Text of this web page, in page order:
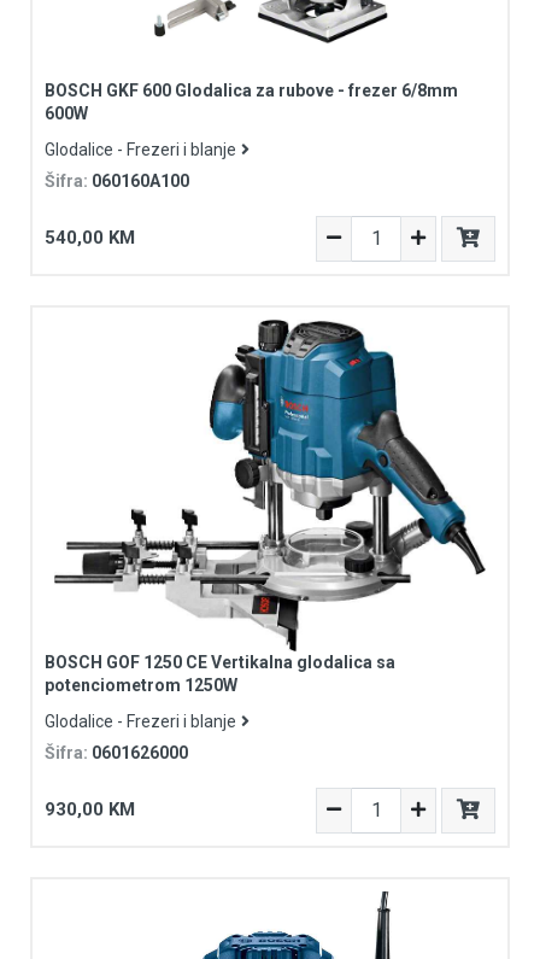
BOSCH GKF 600 Glodalica za rubove - frezer 6/8mm
600W
Glodalice - Frezeri i blanje
Šifra: 060160A100
540,00 KM
BOSCH GOF 1250 CE Vertikalna glodalica sa
potenciometrom 1250W
Glodalice - Frezeri i blanje
Šifra: 0601626000
930,00 KM